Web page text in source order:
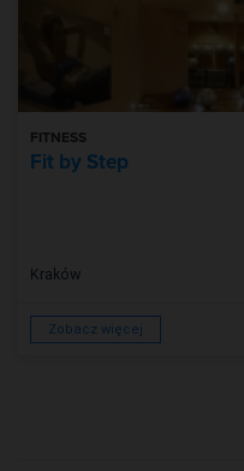
FITNESS
Fit by Step
Kraków
Zobacz więcej